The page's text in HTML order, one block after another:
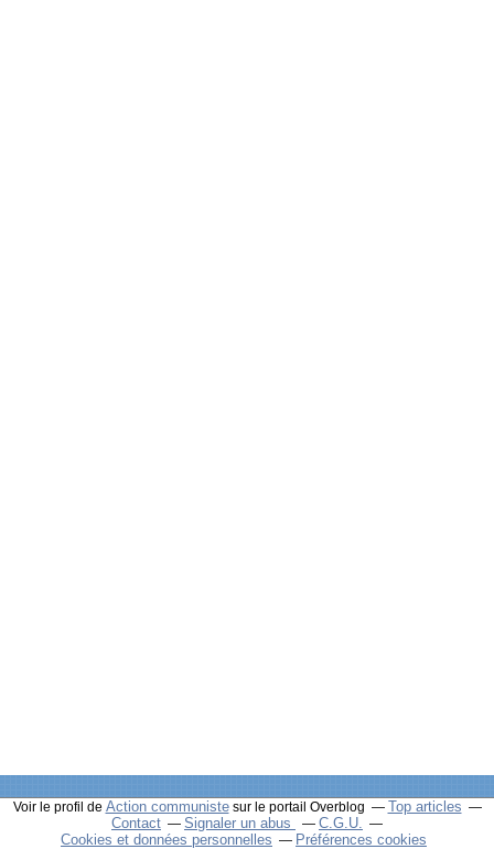
Voir le profil de Action communistesur le portail Overblog
Top articles
Contact
Signaler un abus
C.G.U.
Cookies et données personnelles
Préférences cookies